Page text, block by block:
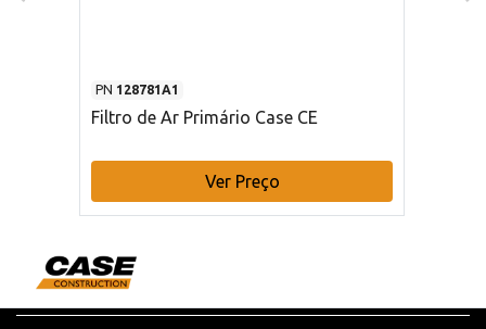
PN 128781A1
Filtro de Ar Primário Case CE
Ver Preço